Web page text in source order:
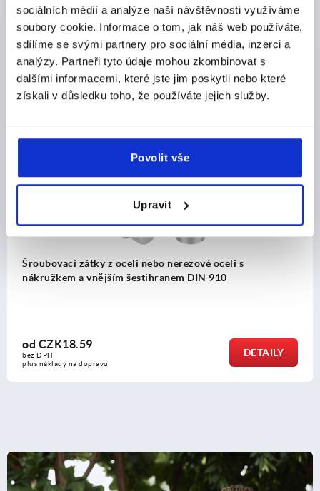
sociálních médií a analýze naší návštěvnosti využíváme
soubory cookie. Informace o tom, jak náš web používáte,
sdílíme se svými partnery pro sociální média, inzerci a
analýzy. Partneři tyto údaje mohou zkombinovat s
dalšími informacemi, které jste jim poskytli nebo které
získali v důsledku toho, že používáte jejich služby.
Povolit vše
Upravit
Ostatní zákazníci také zakoupili
NOVINKY
Šroubovací zátky z oceli nebo nerezové oceli s
nákružkem a vnějším šestihranem DIN 910
od CZK18.59
bez DPH
plus náklady na dopravu
DETAILY